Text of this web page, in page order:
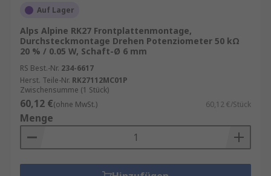
Auf Lager
Alps Alpine RK27 Frontplattenmontage,
Durchsteckmontage Drehen Potenziometer 50 kΩ
20 % / 0.05 W, Schaft-Ø 6 mm
RS Best.-Nr. 234-6617
Herst. Teile-Nr. RK27112MC01P
Zwischensumme (1 Stück)
60,12 €(ohne MwSt.) 60,12 €/Stück
Menge